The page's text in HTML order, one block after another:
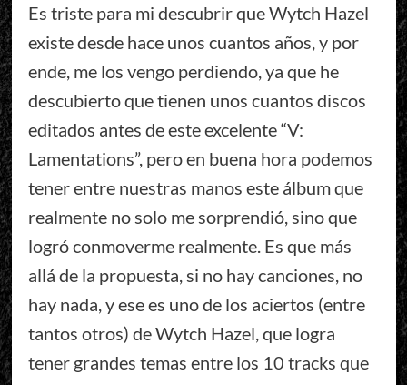
Es triste para mi descubrir que Wytch Hazel
existe desde hace unos cuantos años, y por
ende, me los vengo perdiendo, ya que he
descubierto que tienen unos cuantos discos
editados antes de este excelente “V:
Lamentations”, pero en buena hora podemos
tener entre nuestras manos este álbum que
realmente no solo me sorprendió, sino que
logró conmoverme realmente. Es que más
allá de la propuesta, si no hay canciones, no
hay nada, y ese es uno de los aciertos (entre
tantos otros) de Wytch Hazel, que logra
tener grandes temas entre los 10 tracks que